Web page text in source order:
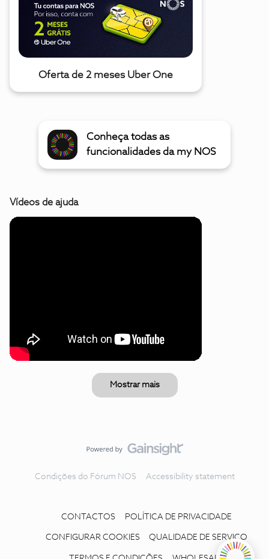
Oferta de 2 meses Uber One
Conheça todas as
funcionalidades da my NOS
Vídeos de ajuda
Mostrar mais
Condições do Fórum NOS Accessibility statement
CONTACTOS POLÍTICA DE PRIVACIDADE
CONFIGURAR COOKIES QUALIDADE DE SERVIÇO